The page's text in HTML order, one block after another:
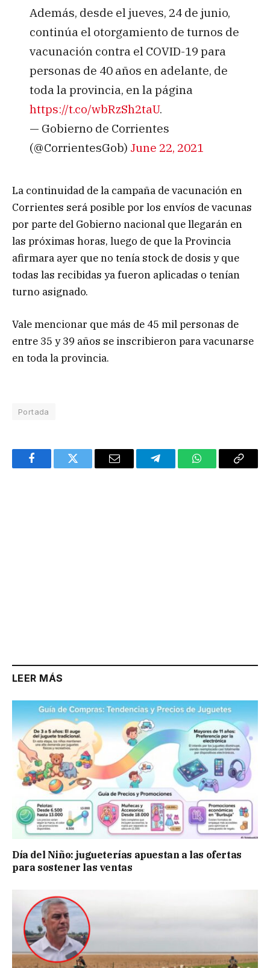
Además, desde el jueves, 24 de junio,
continúa el otorgamiento de turnos de
vacunación contra el COVID-19 para
personas de 40 años en adelante, de
toda la provincia, en la página
https://t.co/wbRzSh2taU.
— Gobierno de Corrientes
(@CorrientesGob) June 22, 2021
La continuidad de la campaña de vacunación en
Corrientes será posible por los envíos de vacunas
por parte del Gobierno nacional que llegarán en
las próximas horas, luego de que la Provincia
afirmara ayer que no tenía stock de dosis y que
todas las recibidas ya fueron aplicadas o tenían
turno asignado.
Vale mencionar que más de 45 mil personas de
entre 35 y 39 años se inscribieron para vacunarse
en toda la provincia.
Portada
FacebookTwitter Email TelegramWhatsAppCopy
LEER MÁS
Día del Niño: jugueterías apuestan a las ofertas
para sostener las ventas